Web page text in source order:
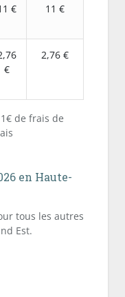
€ 11 €
€
2,76 €
de frais de
en Haute-
tous les autres
Est.